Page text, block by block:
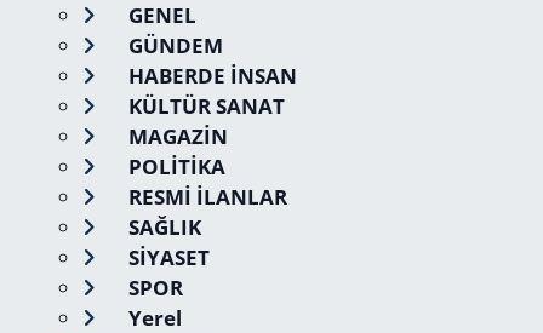
GENEL
GÜNDEM
HABERDE İNSAN
KÜLTÜR SANAT
MAGAZİN
POLİTİKA
RESMİ İLANLAR
SAĞLIK
SİYASET
SPOR
Yerel